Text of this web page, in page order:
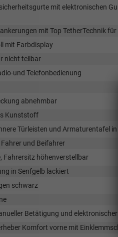
mit elektronischen
mit Top TetherTechnik
mit Farbdisplay
nicht teilbar
und Telefonbedienung
abnehmbar
Kunststoff
Türleisten und Armaturentafel
und Beifahrer
Fahrersitz höhenverstellbar
in Senfgelb lackiert
schwarz
Betätigung und elektronischer
Komfort vorne mit